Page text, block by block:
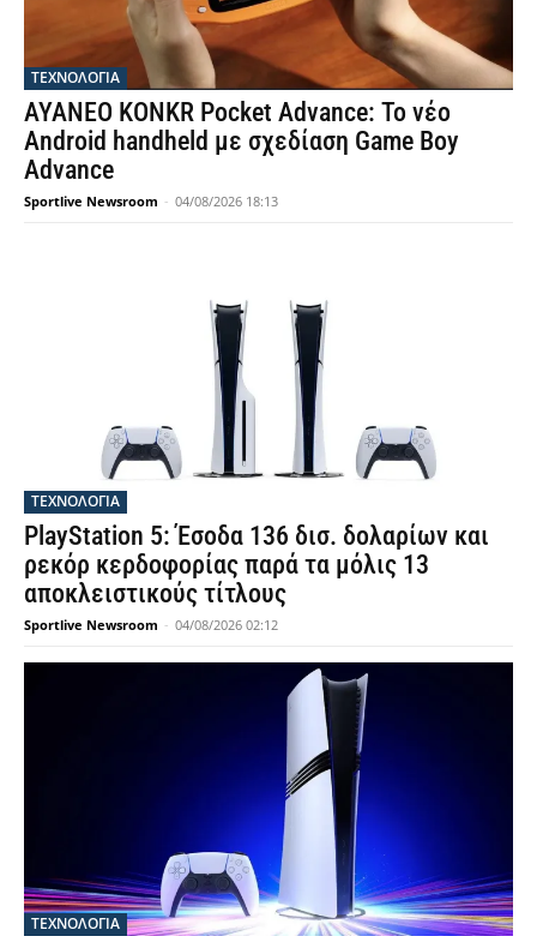
ΤΕΧΝΟΛΟΓΙΑ
AYANEO KONKR Pocket Advance: Το νέο
Android handheld με σχεδίαση Game Boy
Advance
Sportlive Newsroom - 04/08/2026 18:13
ΤΕΧΝΟΛΟΓΙΑ
PlayStation 5: Έσοδα 136 δισ. δολαρίων και
ρεκόρ κερδοφορίας παρά τα μόλις 13
αποκλειστικούς τίτλους
Sportlive Newsroom - 04/08/2026 02:12
ΤΕΧΝΟΛΟΓΙΑ